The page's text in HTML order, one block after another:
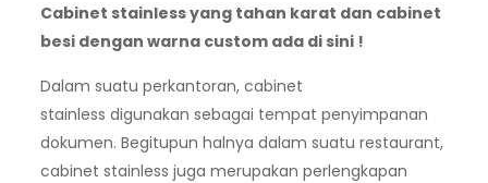
Cabinet stainless yang tahan karat dan cabinet
besi dengan warna custom ada di sini !
Dalam suatu perkantoran, cabinet
stainless digunakan sebagai tempat penyimpanan
dokumen. Begitupun halnya dalam suatu restaurant,
cabinet stainless juga merupakan perlengkapan